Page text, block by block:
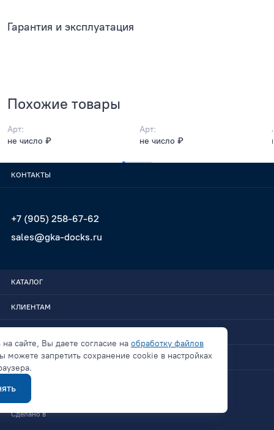
Гарантия и эксплуатация
Похожие товары
Арт:
не число ₽
Арт:
не число ₽
КОНТАКТЫ
+7 (905) 258-67-62
sales@gka-docks.ru
КАТАЛОГ
КЛИЕНТАМ
СВЯЗАТЬСЯ
Политика конфиденциальности
Сделано в
на сайте, Вы даете согласие на обработку файлов
можете запретить сохранение cookie в настройках